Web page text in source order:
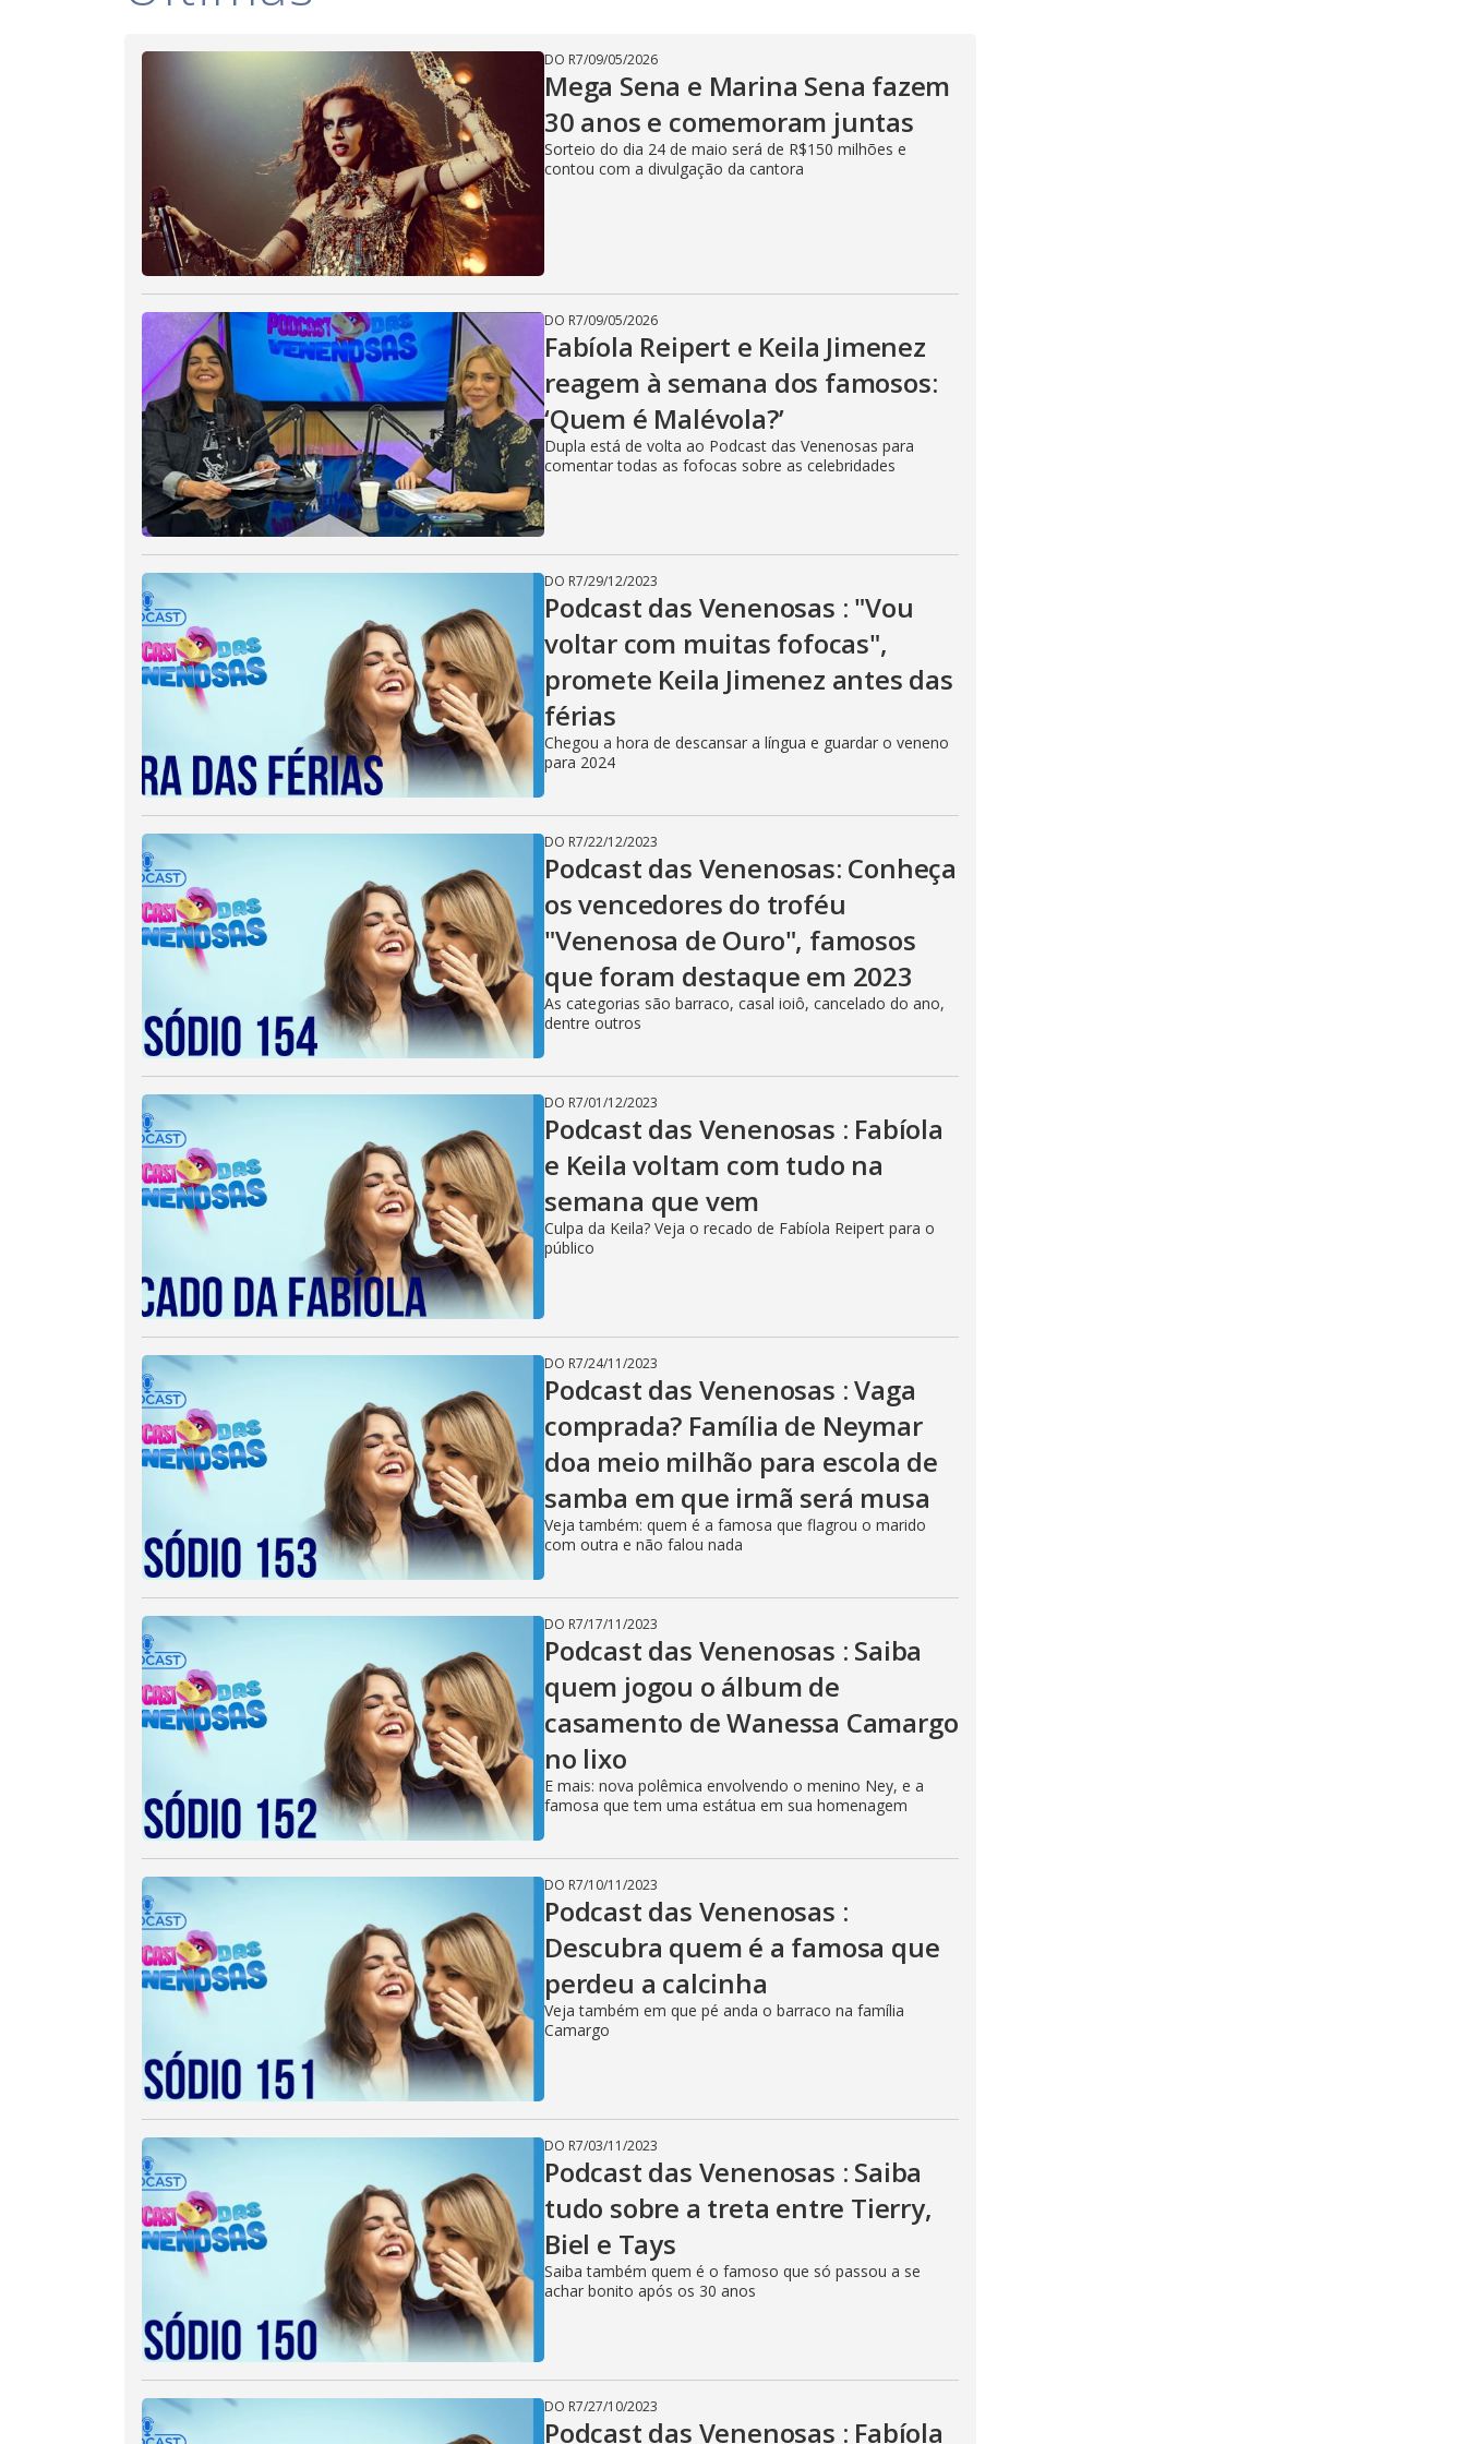
V
i
d
e
o
DO R7/09/05/2026
Mega Sena e Marina Sena fazem
30 anos e comemoram juntas
Sorteio do dia 24 de maio será de R$150 milhões e
contou com a divulgação da cantora
DO R7/09/05/2026
Fabíola Reipert e Keila Jimenez
reagem à semana dos famosos:
‘Quem é Malévola?’
Dupla está de volta ao Podcast das Venenosas para
comentar todas as fofocas sobre as celebridades
DO R7/29/12/2023
Podcast das Venenosas : "Vou
voltar com muitas fofocas",
promete Keila Jimenez antes das
férias
Chegou a hora de descansar a língua e guardar o veneno
para 2024
DO R7/22/12/2023
Podcast das Venenosas: Conheça
os vencedores do troféu
"Venenosa de Ouro", famosos
que foram destaque em 2023
As categorias são barraco, casal ioiô, cancelado do ano,
dentre outros
DO R7/01/12/2023
Podcast das Venenosas : Fabíola
e Keila voltam com tudo na
semana que vem
Culpa da Keila? Veja o recado de Fabíola Reipert para o
público
DO R7/24/11/2023
Podcast das Venenosas : Vaga
comprada? Família de Neymar
doa meio milhão para escola de
samba em que irmã será musa
Veja também: quem é a famosa que flagrou o marido
com outra e não falou nada
DO R7/17/11/2023
Podcast das Venenosas : Saiba
quem jogou o álbum de
casamento de Wanessa Camargo
no lixo
E mais: nova polêmica envolvendo o menino Ney, e a
famosa que tem uma estátua em sua homenagem
DO R7/10/11/2023
Podcast das Venenosas :
Descubra quem é a famosa que
perdeu a calcinha
Veja também em que pé anda o barraco na família
Camargo
DO R7/03/11/2023
Podcast das Venenosas : Saiba
tudo sobre a treta entre Tierry,
Biel e Tays
Saiba também quem é o famoso que só passou a se
achar bonito após os 30 anos
DO R7/27/10/2023
Podcast das Venenosas : Fabíola